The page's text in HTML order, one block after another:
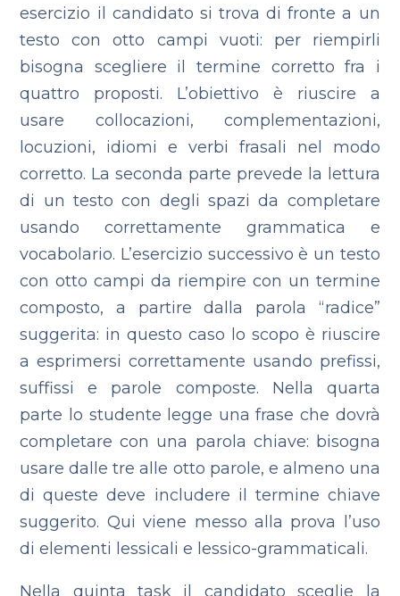
esercizio il candidato si trova di fronte a un
testo con otto campi vuoti: per riempirli
bisogna scegliere il termine corretto fra i
quattro proposti. L’obiettivo è riuscire a
usare collocazioni, complementazioni,
locuzioni, idiomi e verbi frasali nel modo
corretto. La seconda parte prevede la lettura
di un testo con degli spazi da completare
usando correttamente grammatica e
vocabolario. L’esercizio successivo è un testo
con otto campi da riempire con un termine
composto, a partire dalla parola “radice”
suggerita: in questo caso lo scopo è riuscire
a esprimersi correttamente usando prefissi,
suffissi e parole composte. Nella quarta
parte lo studente legge una frase che dovrà
completare con una parola chiave: bisogna
usare dalle tre alle otto parole, e almeno una
di queste deve includere il termine chiave
suggerito. Qui viene messo alla prova l’uso
di elementi lessicali e lessico-grammaticali.
Nella quinta task il candidato sceglie la